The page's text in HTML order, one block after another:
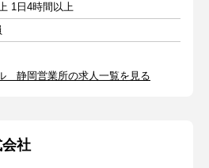
1日4時間以上
静岡営業所の求人一覧を見る
社